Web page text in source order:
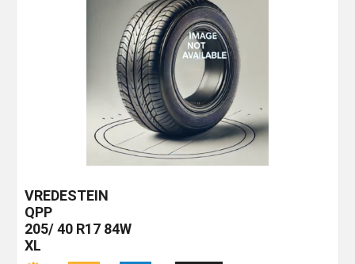
VREDESTEIN
QPP
205/ 40 R17 84W
XL